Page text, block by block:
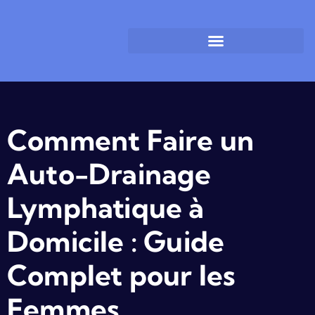
Comment Faire un
Auto-Drainage
Lymphatique à
Domicile : Guide
Complet pour les